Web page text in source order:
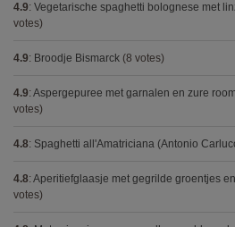
4.9: Vegetarische spaghetti bolognese met
votes)
4.9: Broodje Bismarck (8 votes)
4.9: Aspergepuree met garnalen en zure
votes)
4.8: Spaghetti all'Amatriciana (Antonio
4.8: Aperitiefglaasje met gegrilde groentjes
votes)